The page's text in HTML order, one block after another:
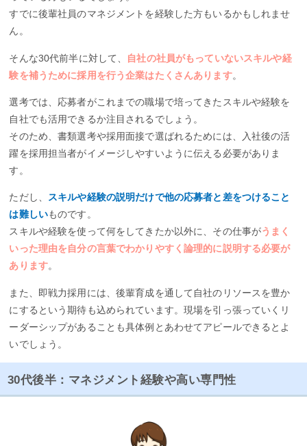
すでに後輩社員のマネジメントを経験した方もいるかもしれませ
ん。
そんな30代前半に対して、
自社の社員がもっていないスキルや経
験を補うために採用を行う企業はたくさんあります。
選考では、応募者がこれまでの職場で培ってきたスキルや経験を
自社でも活用できるか注目されるでしょう。
そのため、書類選考や採用面接で選ばれるためには、入社後の活
躍を採用担当者がイメージしやすいように伝える必要がありま
す。
ただし、 スキルや経験の説明だけで他の応募者と差をつけること
は難しいものです。
スキルや経験を使って何をしてきたか以外に、その仕事がうまく
いった理由を自分の言葉でわかりやすく論理的に説明する必要が
あります。
また、即戦力採用には、後輩育成を通して自社のリソースを豊か
にするという期待も込められています。現場を引っ張っていくリ
ーダーシップがあることも具体例とあわせてアピールできるとよ
いでしょう。
30代後半：マネジメント経験や高い専門性